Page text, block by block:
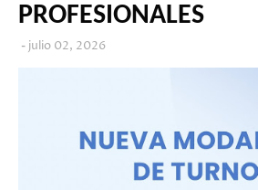
PROFESIONALES
julio 02, 2026